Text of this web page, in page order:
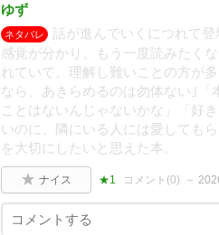
ゆず
ネタバレ
話が進んでいくにつれて
感覚が分かり、もう一度読みたく
れていて、理解し難いことの方が
なら、あきらめるのは勿体ない｣
ことはないんじゃないかな」「好
いのに、隣にいる人には愛しても
を大切にしたいと思えた本。
ナイス ★1 コメント(0)